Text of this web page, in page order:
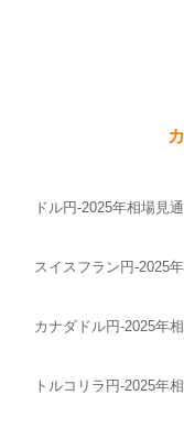
ドル円-2025年相場見
スイスフラン円-2025
カナダドル円-2025年
トルコリラ円-2025年